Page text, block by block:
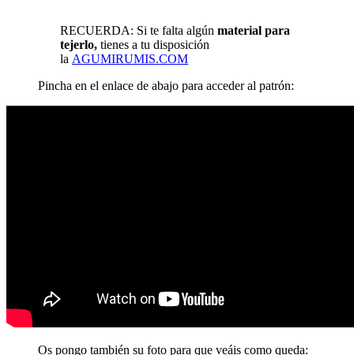
RECUERDA: Si te falta algúnmaterial para
tejerlo, tienes a tu disposición
la AGUMIRUMIS.COM
Pincha en el enlace de abajo para acceder al patrón:
Os pongo también su foto para que veáis como queda: